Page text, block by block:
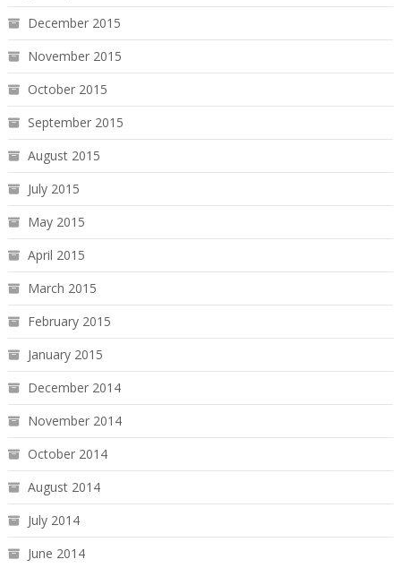
December 2015
November 2015
October 2015
September 2015
August 2015
July 2015
May 2015
April 2015
March 2015
February 2015
January 2015
December 2014
November 2014
October 2014
August 2014
July 2014
June 2014